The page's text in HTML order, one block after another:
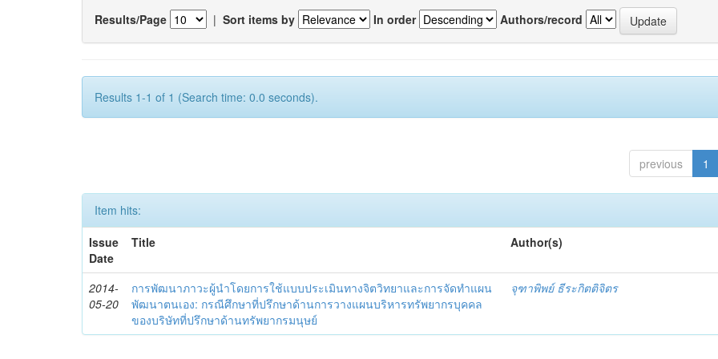
Results/Page | Sort items by In order Authors/record
Results 1-1 of 1 (Search time: 0.0 seconds).
previous 1
Item hits:
Issue
Date
Title Author(s)
2014-
05-20
การพัฒนาภาวะผู้นำโดยการใช้แบบประเมินทางจิตวิทยาและการจัดทำแผน
พัฒนาตนเอง: กรณีศึกษาที่ปรึกษาด้านการวางแผนบริหารทรัพยากรบุคคล
ของบริษัทที่ปรึกษาด้านทรัพยากรมนุษย์
จุฑาพิพย์ ธีระกิตติจิตร